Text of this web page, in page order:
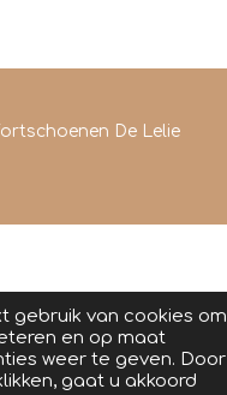
gebruik van cookies om
en op maat
weer te geven. Door
gaat u akkoord
De Lelie